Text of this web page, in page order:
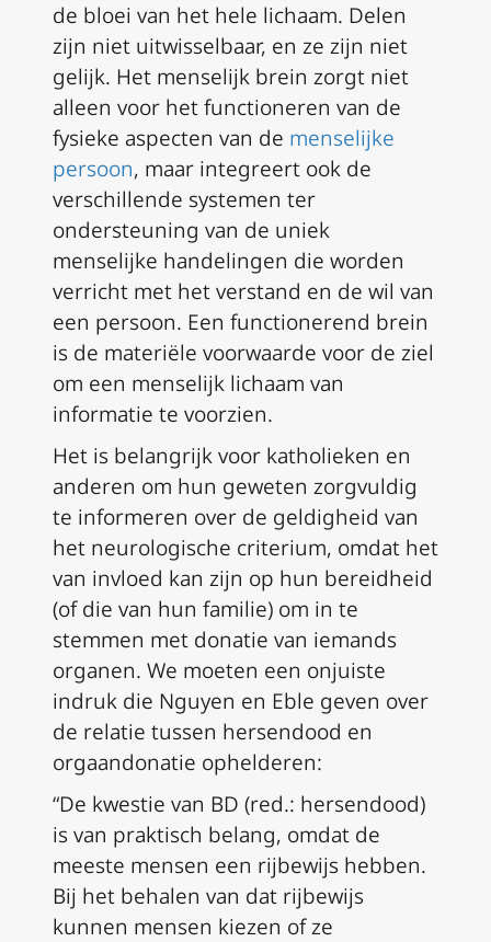
de bloei van het hele lichaam. Delen
zijn niet uitwisselbaar, en ze zijn niet
gelijk. Het menselijk brein zorgt niet
alleen voor het functioneren van de
fysieke aspecten van de menselijke
persoon, maar integreert ook de
verschillende systemen ter
ondersteuning van de uniek
menselijke handelingen die worden
verricht met het verstand en de wil van
een persoon. Een functionerend brein
is de materiële voorwaarde voor de ziel
om een menselijk lichaam van
informatie te voorzien.
Het is belangrijk voor katholieken en
anderen om hun geweten zorgvuldig
te informeren over de geldigheid van
het neurologische criterium, omdat het
van invloed kan zijn op hun bereidheid
(of die van hun familie) om in te
stemmen met donatie van iemands
organen. We moeten een onjuiste
indruk die Nguyen en Eble geven over
de relatie tussen hersendood en
orgaandonatie ophelderen:
“De kwestie van BD (red.: hersendood)
is van praktisch belang, omdat de
meeste mensen een rijbewijs hebben.
Bij het behalen van dat rijbewijs
kunnen mensen kiezen of ze